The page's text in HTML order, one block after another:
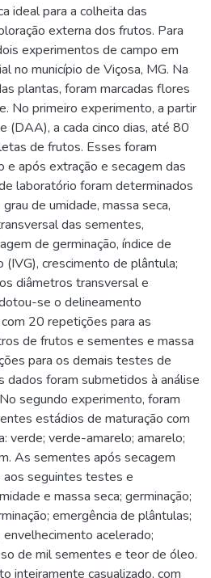
ideal para a colheita das
externa dos frutos. Para
experimentos de campo em
no município de Viçosa, MG. Na
plantas, foram marcadas flores
No primeiro experimento, a partir
(DAA), a cada cinco dias, até 80
de frutos. Esses foram
e após extração e secagem das
laboratório foram determinados
de umidade, massa seca,
das sementes,
de germinação, índice de
crescimento de plântula;
diâmetros transversal e
se o delineamento
20 repetições para as
de frutos e sementes e massa
para os demais testes de
dados foram submetidos à análise
segundo experimento, foram
estádios de maturação com
verde; verde-amarelo; amarelo;
As sementes após secagem
seguintes testes e
e massa seca; germinação;
emergência de plântulas;
acelerado;
de mil sementes e teor de óleo.
inteiramente casualizado, com